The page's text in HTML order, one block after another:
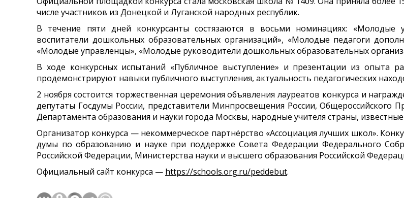
числе участников из Донецкой и Луганской народных республик.
В течение пяти дней конкурсанты состязаются в восьми номинациях: «Молодые
воспитатели дошкольных образовательных организаций», «Молодые педагоги
«Молодые управленцы», «Молодые руководители дошкольных образовательных
В ходе конкурсных испытаний «Публичное выступление» и презентации из опыта
продемонстрируют навыки публичного выступления, актуальность педагогических
2 ноябрясостоится торжественная церемония объявления лауреатов конкурса и
депутаты Госдумы России, представители Минпросвещения России, Общероссийского
Департамента образования и науки города Москвы, народные учителя страны,
Организатор конкурса — некоммерческое партнёрство «Ассоциация лучших школ».
думы по образованию и науке при поддержке Совета Федерации Федерального
Российской Федерации, Министерства науки и высшего образования Российской
Официальный сайт конкурса — https://schools.org.ru/peddebut.